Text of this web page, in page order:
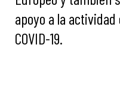
apoyo a la
COVID-19.